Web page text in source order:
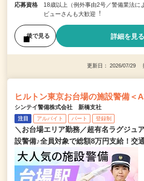
応募資格
18歳以上（例外事由2号／警備業法に
ビューさんも⼤歓迎︕
後で見る 詳細を見る
更新日： 2026/07/29
ヒルトン東京お台場の施設警備＜
シンテイ警備株式会社 新橋支社
注目 アルバイト パート 登録制
＼お台場エリア勤務／超有名ラグジュ
設警備♪全員対象で総額8万円支給！交